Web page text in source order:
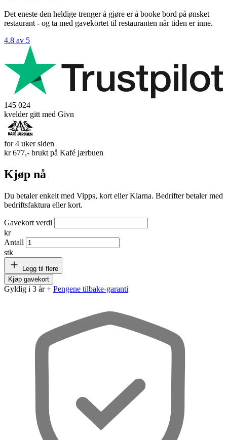
Det eneste den heldige trenger å gjøre er å booke bord på ønsket
restaurant - og ta med gavekortet til restauranten når tiden er inne.
4.8 av 5
145 024
kvelder gitt med Givn
for 4 uker siden
kr 677,- brukt på Kafé jærbuen
Kjøp nå
Du betaler enkelt med Vipps, kort eller Klarna. Bedrifter betaler med
bedriftsfaktura eller kort.
Gavekort verdi
kr
Antall
stk
Legg til flere
Kjøp gavekort
Gyldig i 3 år + Pengene tilbake-garanti